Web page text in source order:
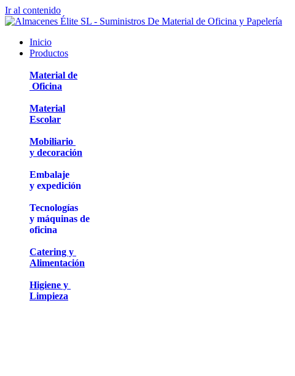
Ir al contenido
Inicio
Productos
Material de
Oficina
Material
Escolar
Mobiliario
y decoración
Embalaje
y expedición
Tecnologías
y máquinas de
oficina
Catering y
Alimentación
Higiene y
Limpieza